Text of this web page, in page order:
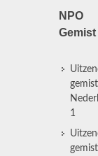
NPO
Gemist
1